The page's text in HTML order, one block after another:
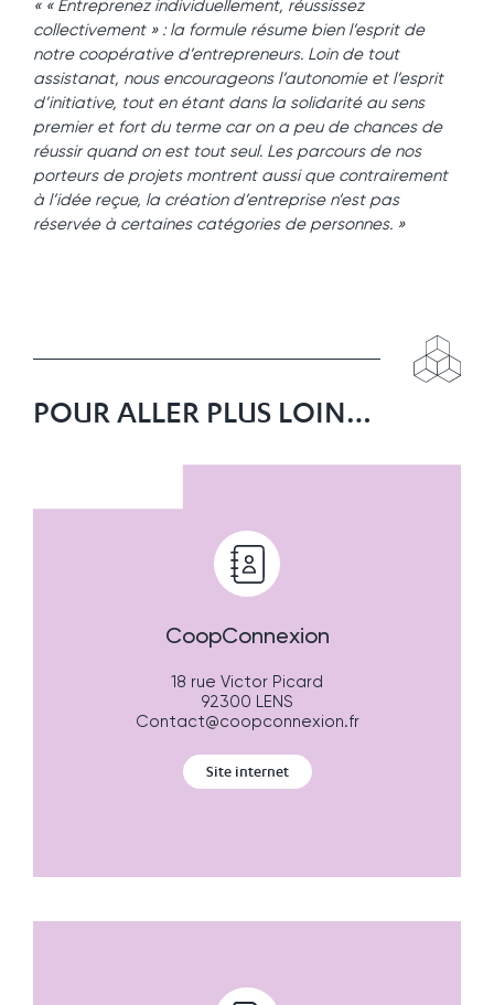
« « Entreprenez individuellement, réussissez
collectivement » : la formule résume bien l’esprit de
notre coopérative d’entrepreneurs. Loin de tout
assistanat, nous encourageons l’autonomie et l’esprit
d’initiative, tout en étant dans la solidarité au sens
premier et fort du terme car on a peu de chances de
réussir quand on est tout seul. Les parcours de nos
porteurs de projets montrent aussi que contrairement
à l’idée reçue, la création d’entreprise n’est pas
réservée à certaines catégories de personnes. »
POUR ALLER PLUS LOIN…
CoopConnexion
18 rue Victor Picard
92300 LENS
Contact@coopconnexion.fr
Site internet